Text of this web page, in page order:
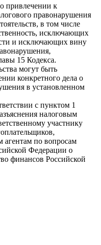
привлечении к
правонарушения
в том числе
исключающих
и исключающих вину
15 Кодекса.
могут быть
конкретного дела о
в установленном
с пунктом 1
налоговым
участнику
агентам по вопросам
Федерации о
финансов Российской